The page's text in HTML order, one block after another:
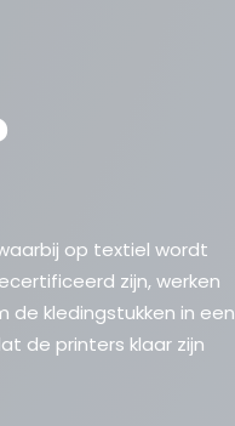
op textiel wordt
zijn, werken
kledingstukken in een
de printers klaar zijn